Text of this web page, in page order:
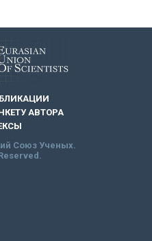
АВТОРА
Союз Ученых.